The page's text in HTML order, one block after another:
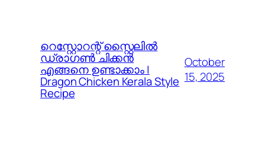
റെസ്റ്റോറന്റ് സ്റ്റൈലിൽ
ഡ്രാഗൺ ചിക്കൻ
എങ്ങനെ ഉണ്ടാക്കാം |
Dragon Chicken Kerala Style
Recipe
October
15, 2025